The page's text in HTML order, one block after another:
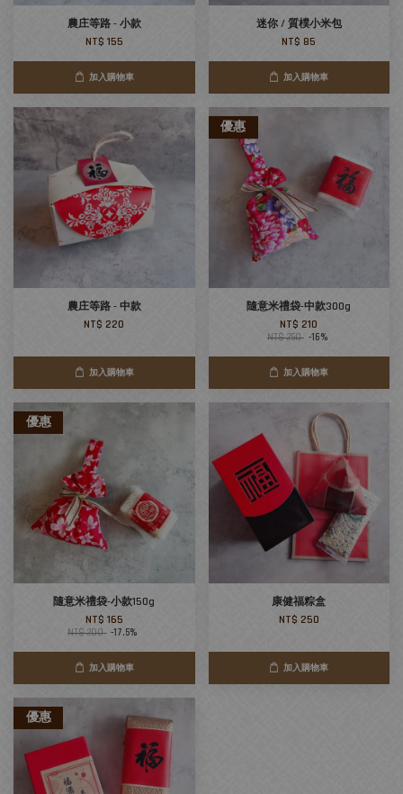
農庄等路 - 小款
NT$ 155
加入購物車
迷你 / 質樸小米包
NT$ 85
加入購物車
農庄等路 - 中款
NT$ 220
加入購物車
優惠
隨意米禮袋-中款300g
NT$ 210
NT$ 250 -16%
加入購物車
優惠
隨意米禮袋-小款150g
NT$ 165
NT$ 200 -17.5%
加入購物車
康健福粽盒
NT$ 250
加入購物車
優惠